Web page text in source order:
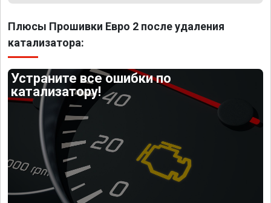
Плюсы Прошивки Евро 2 после удаления
катализатора:
Устраните все ошибки по
катализатору!